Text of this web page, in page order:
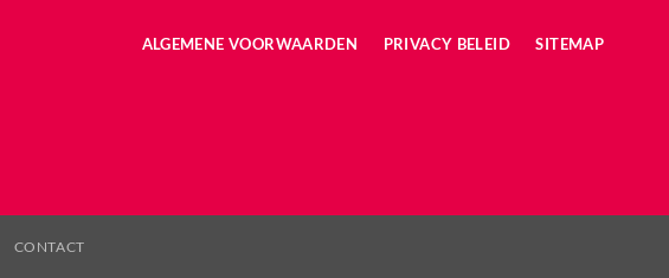
ALGEMENE VOORWAARDEN PRIVACY BELEID SITEMAP
CONTACT